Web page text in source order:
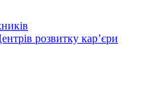
розвитку кар’єри